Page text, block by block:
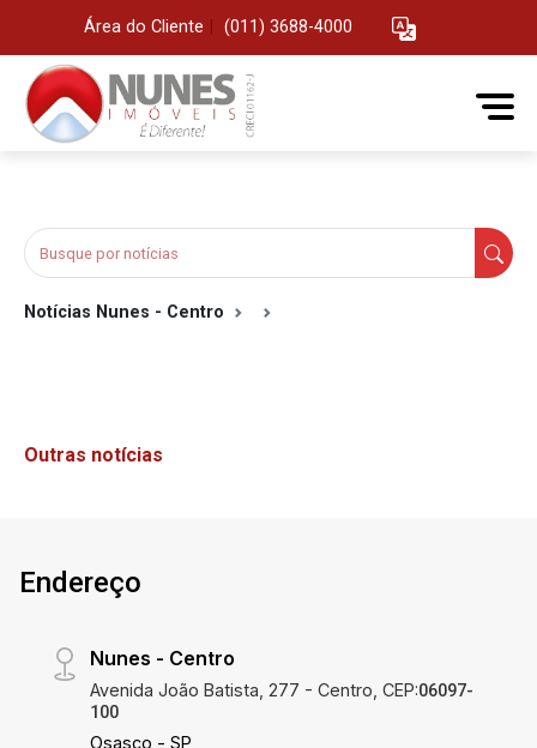
Área do Cliente (011) 3688-4000
Notícias Nunes - Centro
Outras notícias
Endereço
Nunes - Centro
Avenida João Batista, 277 - Centro, CEP:06097-
100
Osasco - SP